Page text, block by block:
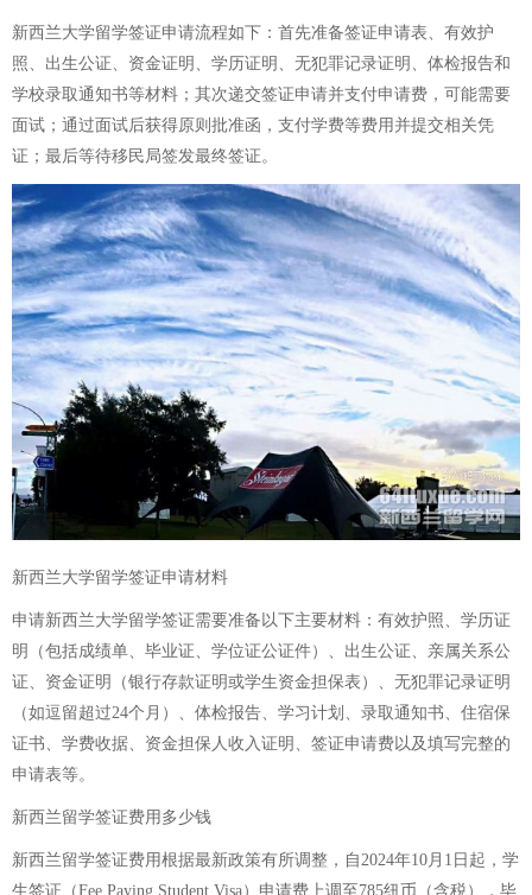
新西兰大学留学签证申请流程如下：首先准备签证申请表、有效护
照、出生公证、资金证明、学历证明、无犯罪记录证明、体检报告和
学校录取通知书等材料；其次递交签证申请并支付申请费，可能需要
面试；通过面试后获得原则批准函，支付学费等费用并提交相关凭
证；最后等待移民局签发最终签证。
新西兰大学留学签证申请材料
申请新西兰大学留学签证需要准备以下主要材料：有效护照、学历证
明（包括成绩单、毕业证、学位证公证件）、出生公证、亲属关系公
证、资金证明（银行存款证明或学生资金担保表）、无犯罪记录证明
（如逗留超过24个月）、体检报告、学习计划、录取通知书、住宿保
证书、学费收据、资金担保人收入证明、签证申请费以及填写完整的
申请表等。
新西兰留学签证费用多少钱
新西兰留学签证费用根据最新政策有所调整，自2024年10月1日起，学
生签证（Fee Paying Student Visa）申请费上调至785纽币（含税），毕